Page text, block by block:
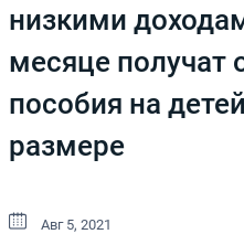
низкими
месяце получат
пособия на
размере
Авг 5, 2021